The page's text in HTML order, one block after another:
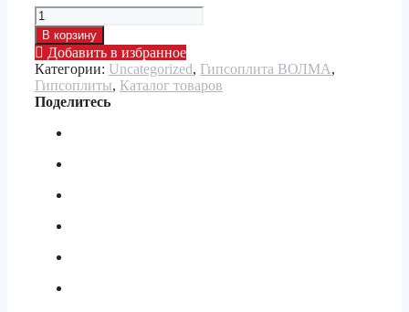
Количество
товара
Гипсовая
строительная
плита
обычная
УК
2500
32614-
ВОЛМА
В корзину
Добавить в избранное
Категории: Uncategorized, Гипсоплита ВОЛМА,
Гипсоплиты, Каталог товаров
Поделитесь